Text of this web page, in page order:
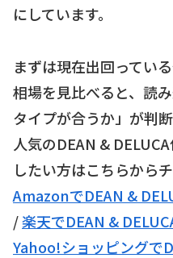
にしています。
まずは現在出回ってい
相場を見比べると、読
タイプが合うか」が判
人気のDEAN &
したい方はこちらから
AmazonでDEAN &
/楽天でDEAN &
Yahoo!ショッピングで